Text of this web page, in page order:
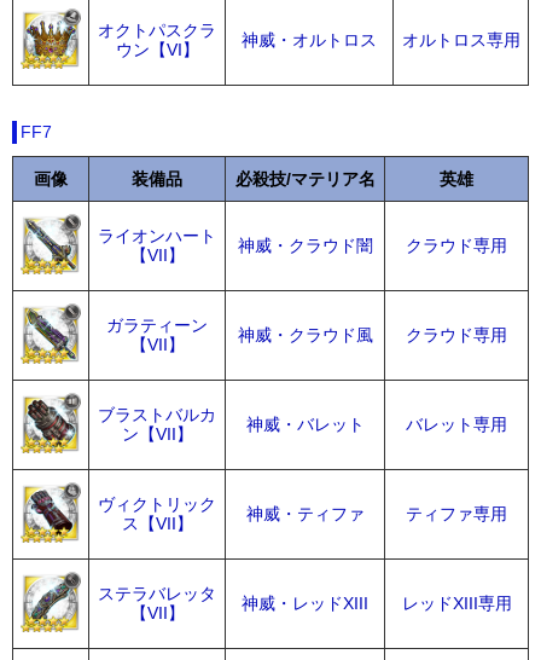
オクトパスクラ
ウン【VI】
神威・オルトロス オルトロス専用
FF7
画像 装備品 必殺技/マテリア名 英雄
ライオンハート
【VII】
神威・クラウド闇 クラウド専用
ガラティーン
【VII】
神威・クラウド風 クラウド専用
ブラストバルカ
ン【VII】
神威・バレット バレット専用
ヴィクトリック
ス【VII】
神威・ティファ ティファ専用
ステラバレッタ
【VII】
神威・レッドXIII レッドXIII専用